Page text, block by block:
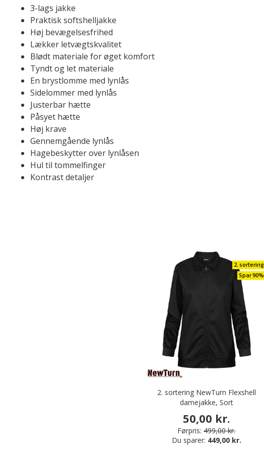
3-lags jakke
Praktisk softshelljakke
Høj bevægelsesfrihed
Lækker letvægtskvalitet
Blødt materiale for øget komfort
Tyndt og let materiale
En brystlomme med lynlås
Sidelommer med lynlås
Justerbar hætte
Påsyet hætte
Høj krave
Gennemgående lynlås
Hagebeskytter over lynlåsen
Hul til tommelfinger
Kontrast detaljer
2. sortering
Spar 90%
2. sortering NewTurn Flexshell
damejakke, Sort
50,00 kr.
Førpris: 499,00 kr.
Du sparer: 449,00 kr.